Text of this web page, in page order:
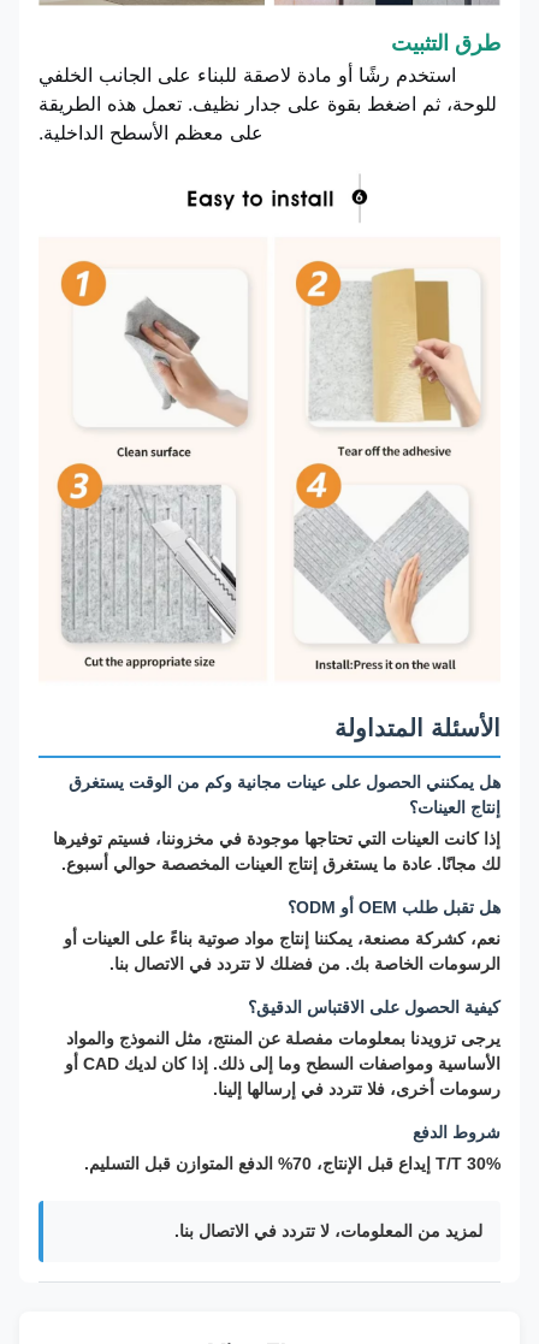
طرق التثبيت
استخدم رشًا أو مادة لاصقة للبناء على الجانب الخلفي
للوحة، ثم اضغط بقوة على جدار نظيف. تعمل هذه الطريقة
على معظم الأسطح الداخلية.
الأسئلة المتداولة
هل يمكنني الحصول على عينات مجانية وكم من الوقت يستغرق
إنتاج العينات؟
إذا كانت العينات التي تحتاجها موجودة في مخزوننا، فسيتم توفيرها
لك مجانًا. عادة ما يستغرق إنتاج العينات المخصصة حوالي أسبوع.
هل تقبل طلب OEM أو ODM؟
نعم، كشركة مصنعة، يمكننا إنتاج مواد صوتية بناءً على العينات أو
الرسومات الخاصة بك. من فضلك لا تتردد في الاتصال بنا.
كيفية الحصول على الاقتباس الدقيق؟
يرجى تزويدنا بمعلومات مفصلة عن المنتج، مثل النموذج والمواد
الأساسية ومواصفات السطح وما إلى ذلك. إذا كان لديك CAD أو
رسومات أخرى، فلا تتردد في إرسالها إلينا.
شروط الدفع
T/T 30% إيداع قبل الإنتاج، 70% الدفع المتوازن قبل التسليم.
لمزيد من المعلومات، لا تتردد في الاتصال بنا.